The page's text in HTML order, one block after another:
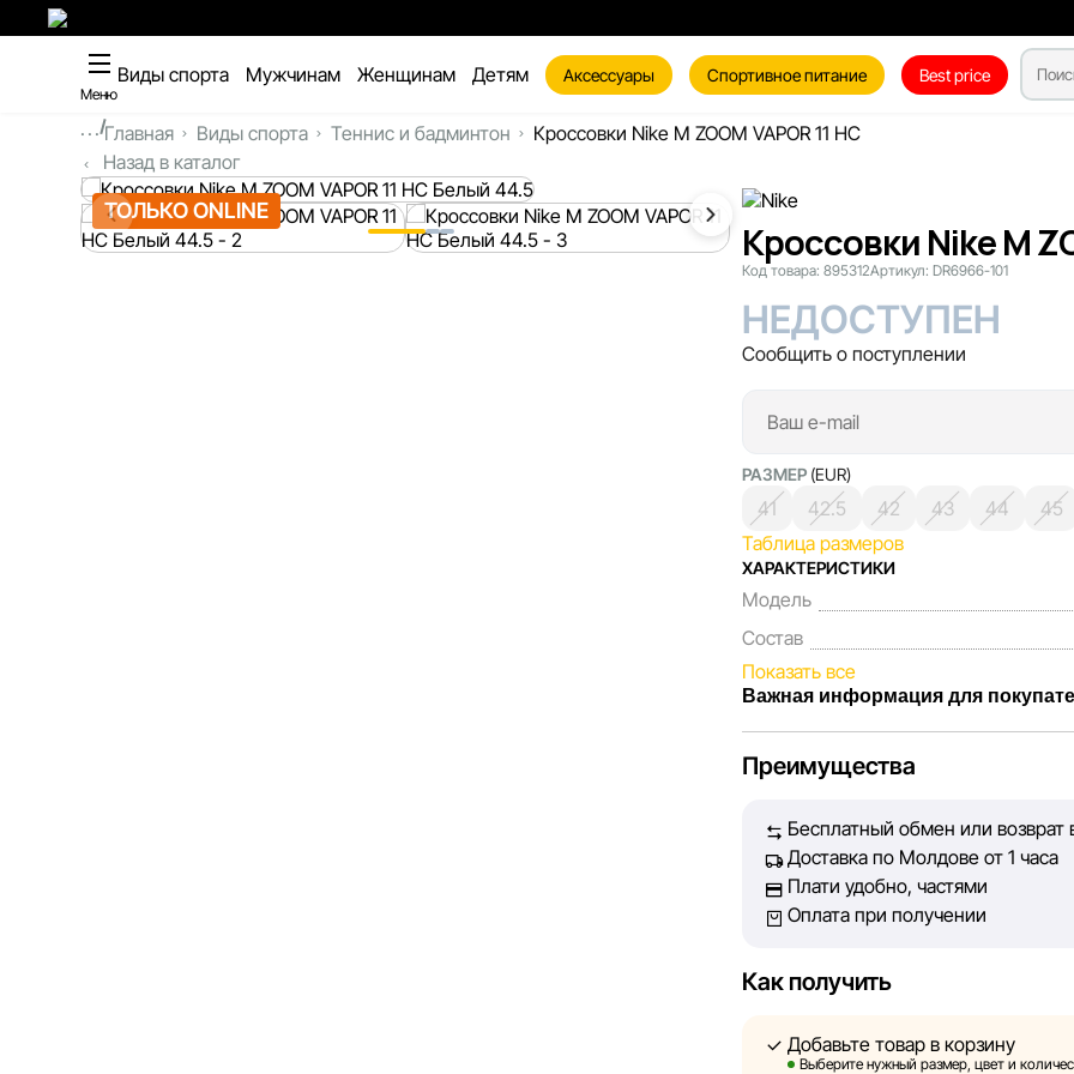
Меню
Виды спорта Мужчинам Женщинам Детям Аксессуары Спортивное питание Best price
...Главная Виды спорта Теннис и бадминтон
Кроссовки Nike M ZOOM VAPOR 11 HC
Назад в каталог
ТОЛЬКО ONLINE
Кроссовки Nike M
Код товара: 895312Артикул: DR6966-101
НЕДОСТУПЕН
Сообщить о поступлении
РАЗМЕР (EUR)
41 42.5 42 43 44 45
Таблица размеров
ХАРАКТЕРИСТИКИ
Модель
Состав
Показать все
Важная информация для
Каждый день мы работаем над тем,
Наша цель — обеспечить вас
принять лучшее решение о покупке.
Однако, несмотря на постоянный
технических ошибок или сбоев. Мы
быть размещены на нашем сайте.
Преимущества
Бесплатный обмен или возврат
Доставка по Молдове от 1 часа
Плати удобно, частями
Оплата при получении
Как получить
Добавьте товар в корзину
Выберите нужный размер, цвет и